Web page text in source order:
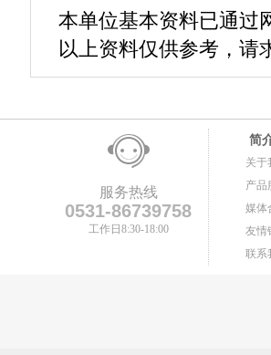
本单位基本资料已通过
以上资料仅供参考，请
服务热线
0531-86739758
工作日8:30-18:00
简
关于
产品
媒体
友情
联系